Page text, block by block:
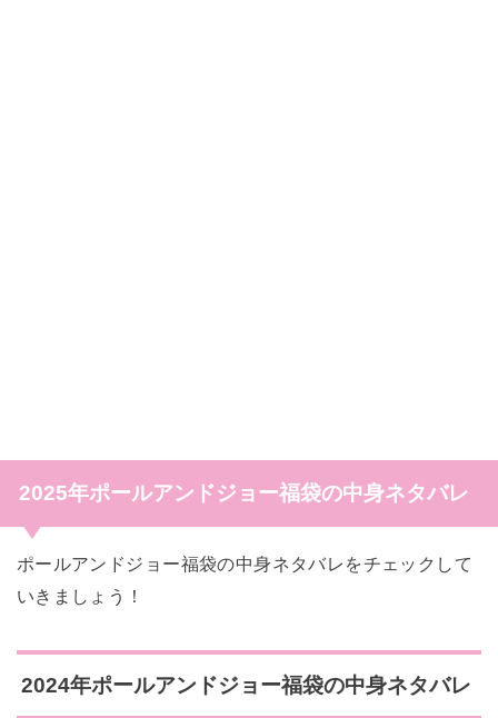
2025年ポールアンドジョー福袋の中身ネタバレ
ポールアンドジョー福袋の中身ネタバレをチェックして
いきましょう！
2024年ポールアンドジョー福袋の中身ネタバレ